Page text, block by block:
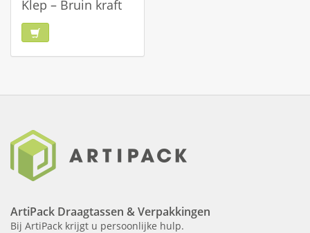
Klep – Bruin kraft
ArtiPack Draagtassen & Verpakkingen
Bij ArtiPack krijgt u persoonlijke hulp.